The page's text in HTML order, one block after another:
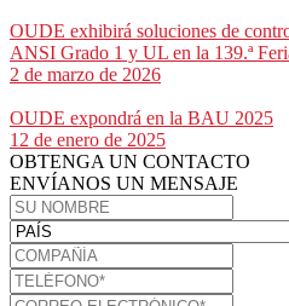
OUDE exhibirá soluciones de
ANSI Grado 1 y UL en la 139.ª
2 de marzo de 2026
OUDE expondrá en la BAU 2025
12 de enero de 2025
OBTENGA UN CONTACTO
ENVÍANOS UN MENSAJE